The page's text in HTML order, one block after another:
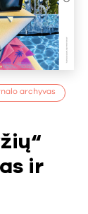
archyvas
ir